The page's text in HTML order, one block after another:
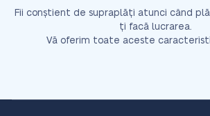
Fii conștient de supraplăți atunci când
ți facă lucrarea.
Vă oferim toate aceste